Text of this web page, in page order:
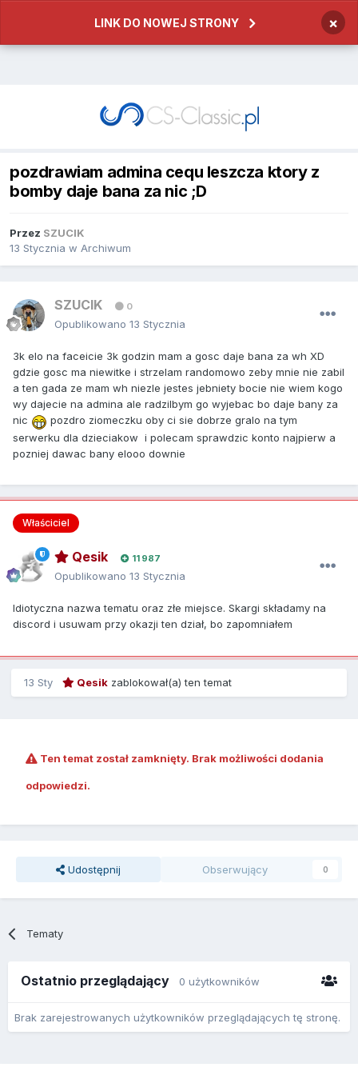
LINK DO NOWEJ STRONY ×
pozdrawiam admina cequ leszcza ktory z
bomby daje bana za nic ;D
Przez SZUCIK
13 Stycznia w Archiwum
SZUCIK 0
Opublikowano 13 Stycznia
3k elo na faceicie 3k godzin mam a gosc daje bana za wh XD
gdzie gosc ma niewitke i strzelam randomowo zeby mnie nie zabil
a ten gada ze mam wh niezle jestes jebniety bocie nie wiem kogo
wy dajecie na admina ale radzilbym go wyjebac bo daje bany za
nic
pozdro ziomeczku oby ci sie dobrze gralo na tym
serwerku dla dzieciakow i polecam sprawdzic konto najpierw a
pozniej dawac bany elooo downie
Właściciel
Qesik 11 987
Opublikowano 13 Stycznia
Idiotyczna nazwa tematu oraz złe miejsce. Skargi składamy na
discord i usuwam przy okazji ten dział, bo zapomniałem
13 Sty Qesik zablokował(a) ten temat
Ten temat został zamknięty. Brak możliwości dodania
odpowiedzi.
Udostępnij Obserwujący 0
Tematy
Ostatnio przeglądający 0 użytkowników
Brak zarejestrowanych użytkowników przeglądających tę stronę.